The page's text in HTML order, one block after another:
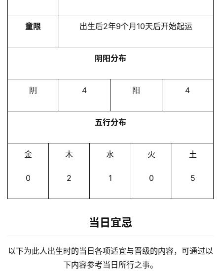
童限 出生后2年9个月10天后开始起运
阴阳分布
阴 4 阳 4
五行分布
金
0
木
2
水
1
火
0
土
5
当日宜忌
以下为此人出生时的当日各项适宜与晋级的内容，可通过以
下内容参考当日所行之事。